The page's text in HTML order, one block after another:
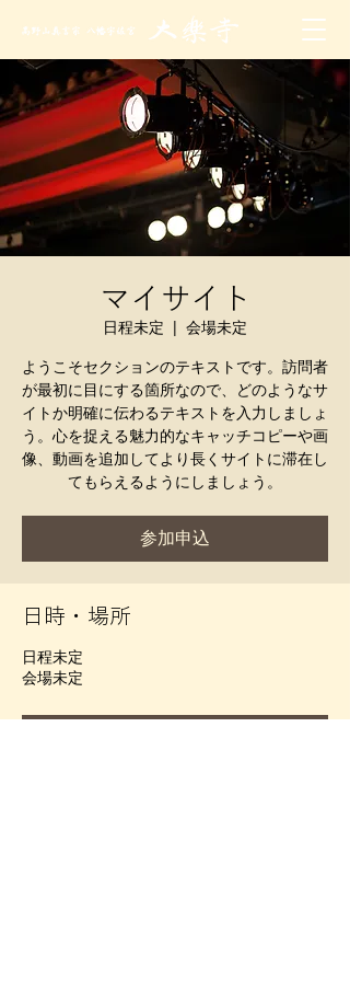
マイサイト
日程未定 会場未定
ようこそセクションのテキストです。訪問者
が最初に目にする箇所なので、どのようなサ
イトか明確に伝わるテキストを入力しましょ
う。心を捉える魅力的なキャッチコピーや画
像、動画を追加してより長くサイトに滞在し
てもらえるようにしましょう。
参加申込
日時・場所
日程未定
会場未定